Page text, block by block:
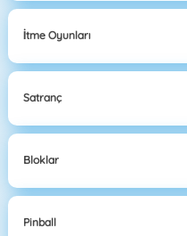
İtme Oyunları
Satranç
Bloklar
Pinball